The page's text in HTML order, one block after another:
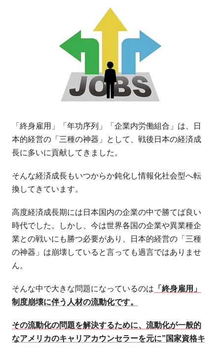
「終身雇用」「年功序列」「企業内労働組合」は、日
本的経営の「三種の神器」として、戦後日本の経済成
長に多いに貢献してきました。
そんな経済成長もいつからか鈍化し情報化社会型へ転
換してきています。
高度経済成長期には日本国内の企業の中で勝てば良い
時代でした。しかし、今は世界各国の企業や異業種企
業との戦いにも勝つ必要があり、日本的経営の「三種
の神器」は崩壊していると言っても過言ではありませ
ん。
そんな中で大きな問題になっているのは 「終身雇用」
制度崩壊に伴う人材の流動化です。
その流動化の問題を解決するために、流動化が一般的
なアメリカのキャリアカウンセラーを元に”国家資格キ